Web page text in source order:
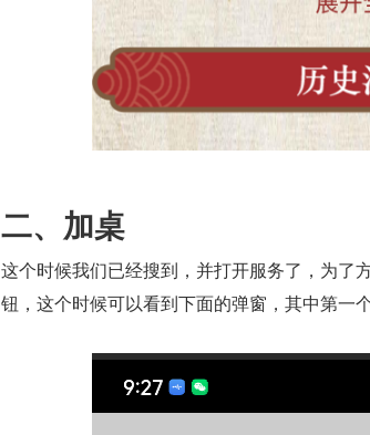
二、加桌
这个时候我们已经搜到，并打开服务了，为了
钮，这个时候可以看到下面的弹窗，其中第一